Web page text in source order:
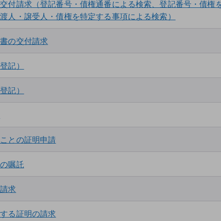
付請求（登記番号・債権通番による検索、登記番号・債権
人・譲受人・債権を特定する事項による検索）
の交付請求
用
フト
記）
記）
との証明申請
用
フト
嘱託
求
る証明の請求